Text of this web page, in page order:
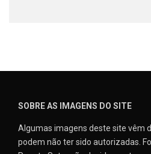
SOBRE AS IMAGENS DO SITE
Algumas imagens deste site vêm
podem não ter sido autorizadas.